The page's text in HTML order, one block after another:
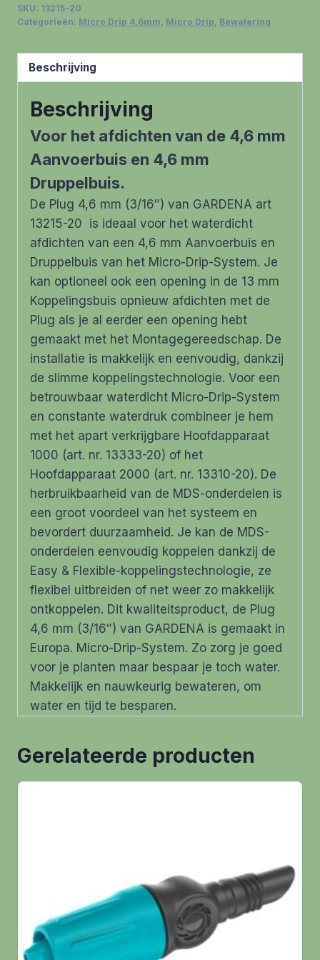
doosje
stuks
aantal
SKU: 13215-20
Categorieën: Micro Drip 4,6mm Micro Drip Bewatering
Beschrijving
Beschrijving
Voor het afdichten van de 4,6 mm
Aanvoerbuis en 4,6 mm
Druppelbuis.
De Plug 4,6 mm (3/16″) van GARDENA art
13215-20 is ideaal voor het waterdicht
afdichten van een 4,6 mm Aanvoerbuis en
Druppelbuis van het Micro-Drip-System. Je
kan optioneel ook een opening in de 13 mm
Koppelingsbuis opnieuw afdichten met de
Plug als je al eerder een opening hebt
gemaakt met het Montagegereedschap. De
installatie is makkelijk en eenvoudig, dankzij
de slimme koppelingstechnologie. Voor een
betrouwbaar waterdicht Micro-Drip-System
en constante waterdruk combineer je hem
met het apart verkrijgbare Hoofdapparaat
1000 (art. nr. 13333-20) of het
Hoofdapparaat 2000 (art. nr. 13310-20). De
herbruikbaarheid van de MDS-onderdelen is
een groot voordeel van het systeem en
bevordert duurzaamheid. Je kan de MDS-
onderdelen eenvoudig koppelen dankzij de
Easy & Flexible-koppelingstechnologie, ze
flexibel uitbreiden of net weer zo makkelijk
ontkoppelen. Dit kwaliteitsproduct, de Plug
4,6 mm (3/16″) van GARDENA is gemaakt in
Europa. Micro-Drip-System. Zo zorg je goed
voor je planten maar bespaar je toch water.
Makkelijk en nauwkeurig bewateren, om
water en tijd te besparen.
Gerelateerde producten